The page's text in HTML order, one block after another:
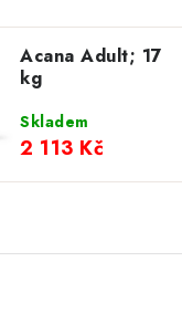
Acana Adult; 17
kg
Skladem
2 113 Kč